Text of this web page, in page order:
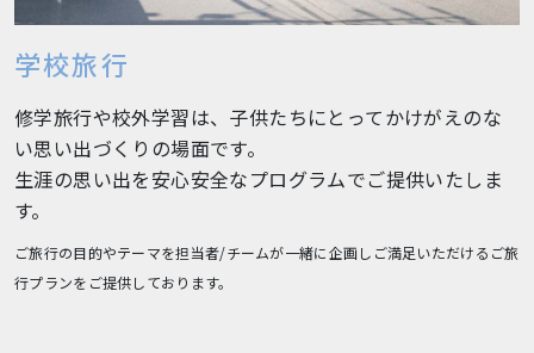
学校旅行
修学旅行や校外学習は、子供たちにとってかけがえのな
い思い出づくりの場面です。
生涯の思い出を安心安全なプログラムでご提供いたしま
す。
ご旅行の目的やテーマを担当者/チームが一緒に企画しご満足いただけるご旅
行プランをご提供しております。